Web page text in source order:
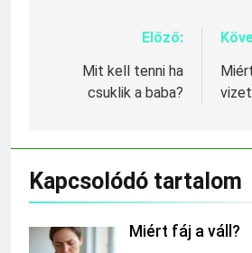
Bejegyzés
navigáció
Előző:
Mit kell tenni ha
csuklik a baba?
Kapcsolódó tartalom
Miért fáj a váll?